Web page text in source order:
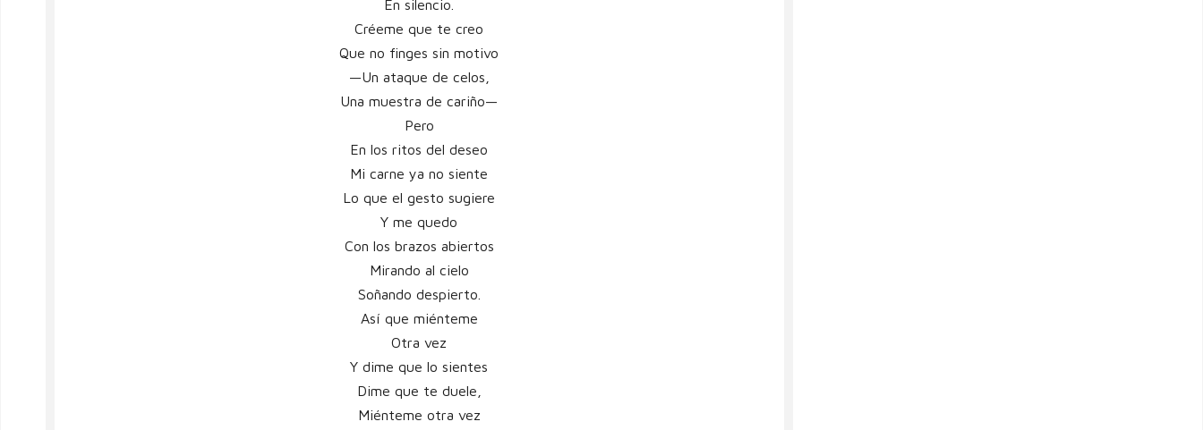
En silencio.
Créeme que te creo
Que no finges sin motivo
—Un ataque de celos,
Una muestra de cariño—
Pero
En los ritos del deseo
Mi carne ya no siente
Lo que el gesto sugiere
Y me quedo
Con los brazos abiertos
Mirando al cielo
Soñando despierto.
Así que miénteme
Otra vez
Y dime que lo sientes
Dime que te duele,
Miénteme otra vez